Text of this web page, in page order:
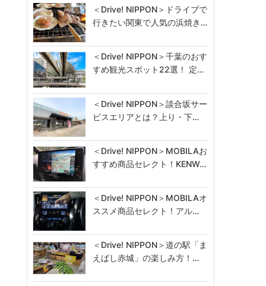
＜Drive! NIPPON＞ドライブで
行きたい関東で人気の浜焼き…
＜Drive! NIPPON＞千葉のおす
すめ観光スポット22選！ 定…
＜Drive! NIPPON＞談合坂サー
ビスエリアとは？上り・下…
＜Drive! NIPPON＞MOBILAお
すすめ商品セレクト！KENW…
＜Drive! NIPPON＞MOBILAオ
ススメ商品セレクト！アル…
＜Drive! NIPPON＞道の駅「ま
えばし赤城」の楽しみ方！…